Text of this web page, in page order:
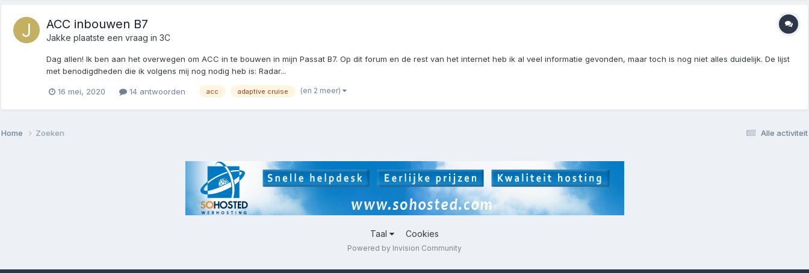
ACC inbouwen B7
Jakke plaatste een vraag in 3C
Dag allen! Ik ben aan het overwegen om ACC in te bouwen in mijn Passat B7. Op dit forum en de rest van het internet heb ik al veel informatie gevonden, maar toch is nog niet alles duidelijk. De lijst
met benodigdheden die ik volgens mij nog nodig heb is: Radar...
16 mei, 2020 14 antwoorden acc adaptive cruise (en 2 meer)
Alle activiteit
Home Zoeken
Taal Cookies
Powered by Invision Community